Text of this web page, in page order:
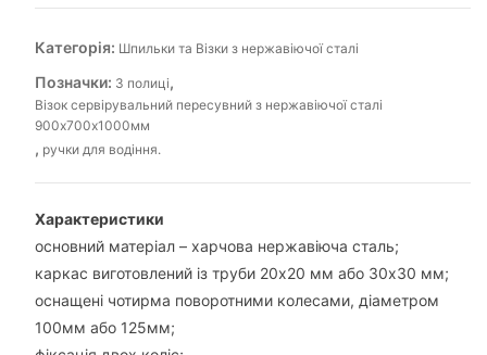
з
нержавіючої
900х700х1000мм,
3
полиці,
водіння.
кількість
Категорія: Шпильки та Візки з нержавіючої сталі
Позначки: 3 полиці,
Візок сервірувальний пересувний з нержавіючої сталі
900х700х1000мм
, ручки для водіння.
Характеристики
основний матеріал – харчова нержавіюча сталь;
каркас виготовлений із труби 20х20 мм або 30х30 мм;
оснащені чотирма поворотними колесами, діаметром
100мм або 125мм;